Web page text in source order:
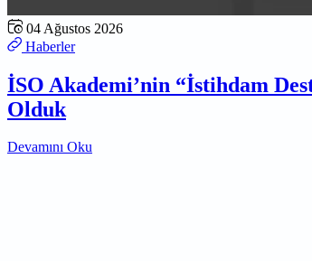
04 Ağustos 2026
Haberler
İSO Akademi’nin “İstihdam
Olduk
Devamını Oku